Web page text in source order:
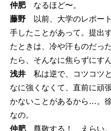
仲肥なるほど〜。
藤野 以前、大学のレポー
手したことがあって。提出
たときは、冷や汗ものだっ
たら、そんなに焦らずにす
浅井 私は逆で、コツコツ
なに強くなくて、直前に頑
かないことがあるから…。
なの。
仲肥尊敬する！ えらい。